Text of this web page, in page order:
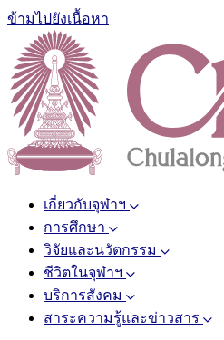
ข้ามไปยังเนื้อหา
เกี่ยวกับจุฬาฯ
การศึกษา
วิจัยและนวัตกรรม
ชีวิตในจุฬาฯ
บริการสังคม
สาระความรู้และข่าวสาร